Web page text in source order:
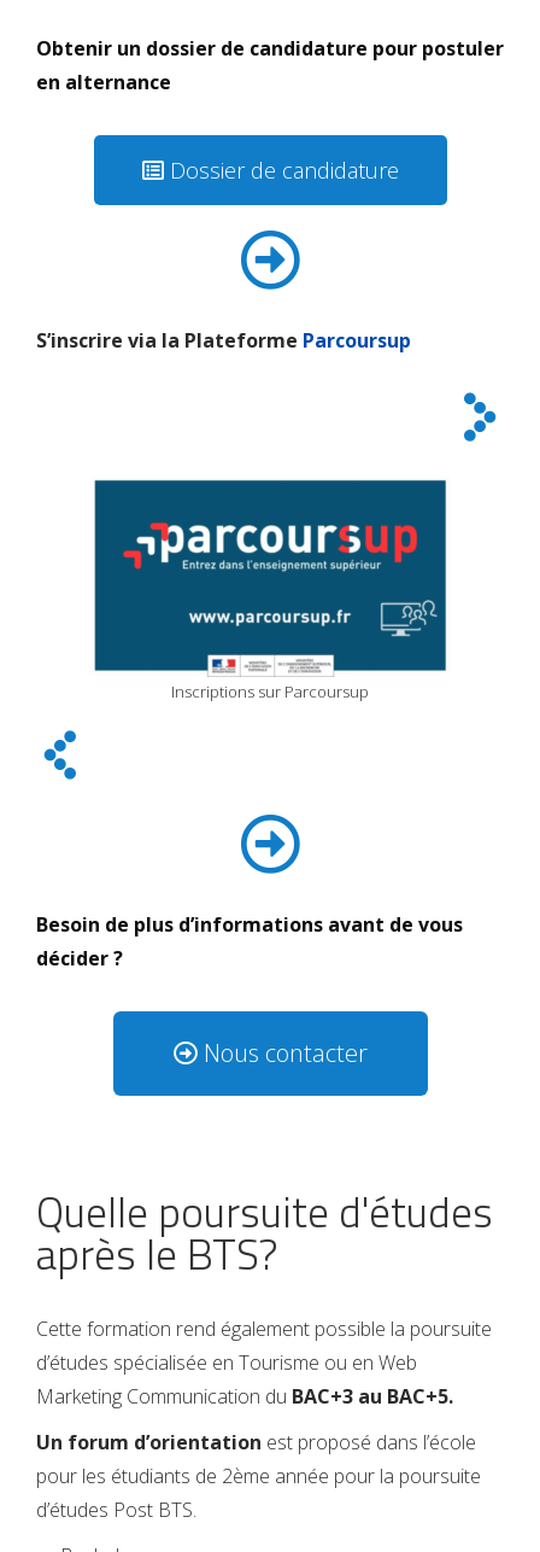
Obtenir un dossier de candidature pour postuler
en alternance
Dossier de candidature
S’inscrire via la Plateforme Parcoursup
Inscriptions sur Parcoursup
Besoin de plus d’informations avant de vous
décider ?
Nous contacter
Quelle poursuite d'études
après le BTS?
Cette formation rend également possible la poursuite
d’études spécialisée en Tourisme ou en Web
Marketing Communication du BAC+3 au BAC+5.
Un forum d’orientation est proposé dans l’école
pour les étudiants de 2ème année pour la poursuite
d’études Post BTS.